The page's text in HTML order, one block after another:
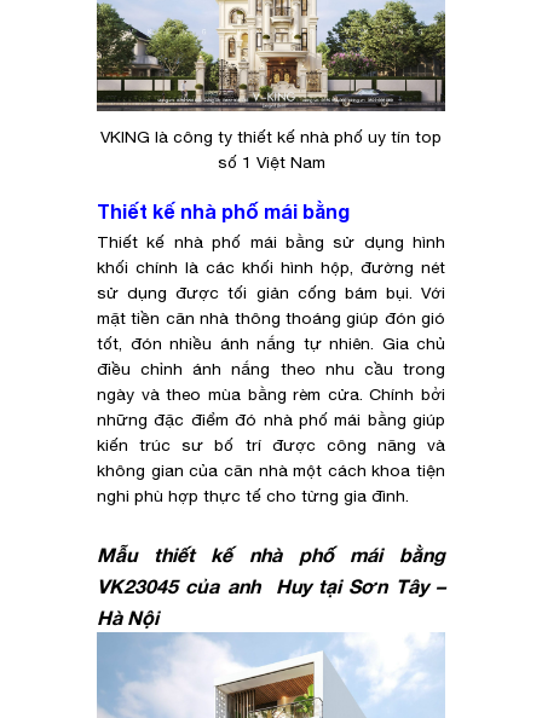
VKING là công ty thiết kế nhà phố uy tín top
số 1 Việt Nam
Thiết kế nhà phố mái bằng
Thiết kế nhà phố mái bằng sử dụng hình
khối chính là các khối hình hộp, đường nét
sử dụng được tối giản cống bám bụi. Với
mặt tiền căn nhà thông thoáng giúp đón gió
tốt, đón nhiều ánh nắng tự nhiên. Gia chủ
điều chỉnh ánh nắng theo nhu cầu trong
ngày và theo mùa bằng rèm cửa. Chính bởi
những đặc điểm đó nhà phố mái bằng giúp
kiến trúc sư bố trí được công năng và
không gian của căn nhà một cách khoa tiện
nghi phù hợp thực tế cho từng gia đình.
Mẫu thiết kế nhà phố mái bằng
VK23045 của anh Huy tại Sơn Tây –
Hà Nội